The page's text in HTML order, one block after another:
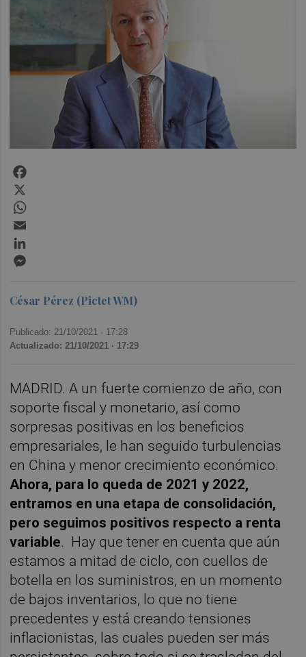
César Pérez (Pictet WM)
Publicado: 21/10/2021 · 17:28
Actualizado: 21/10/2021 · 17:29
MADRID. A un fuerte comienzo de año, con
soporte fiscal y monetario, así como
sorpresas positivas en los beneficios
empresariales, le han seguido turbulencias
en China y menor crecimiento económico.
Ahora, para lo queda de 2021 y 2022,
entramos en una etapa de consolidación,
pero seguimos positivos respecto a renta
variable. Hay que tener en cuenta que aún
estamos a mitad de ciclo, con cuellos de
botella en los suministros, en un momento
de bajos inventarios, lo que no tiene
precedentes y está creando tensiones
inflacionistas, las cuales pueden ser más